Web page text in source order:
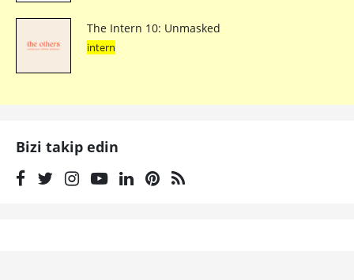
The Intern 10: Unmasked
intern
Bizi takip edin